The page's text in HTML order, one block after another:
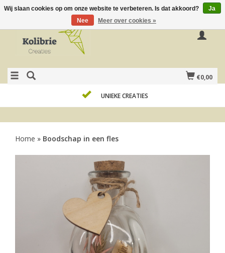
€0,00
UNIEKE CREATIES
Home » Boodschap in een fles
Wij slaan cookies op om onze website te verbeteren. Is dat akkoord?
Ja
Nee
Meer over cookies »